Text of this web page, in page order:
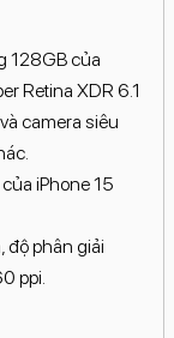
128GB của
Retina XDR 6.1
camera siêu
iPhone 15
độ phân giải
ppi.